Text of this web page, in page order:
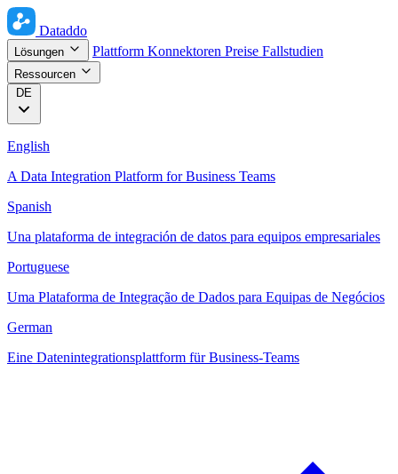
Dataddo
Lösungen Plattform Konnektoren Preise Fallstudien
Ressourcen
DE
English
A Data Integration Platform for Business Teams
Spanish
Una plataforma de integración de datos para equipos empresariales
Portuguese
Uma Plataforma de Integração de Dados para Equipas de Negócios
German
Eine Datenintegrationsplattform für Business-Teams